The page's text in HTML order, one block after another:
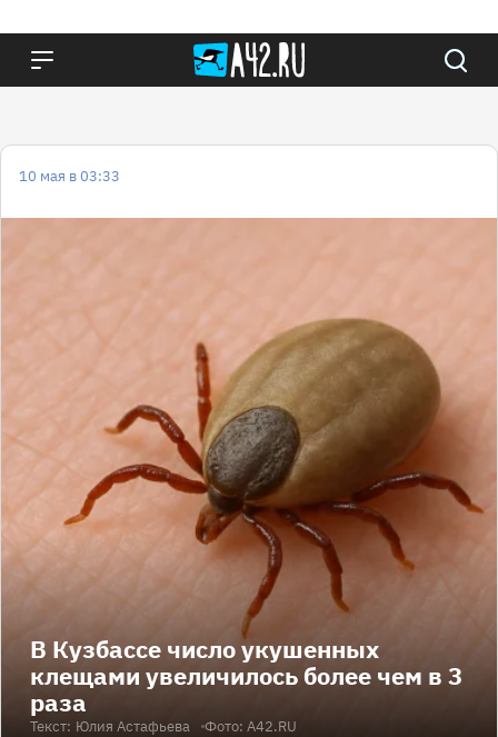
10 мая в 03:33
В Кузбассе число укушенных
клещами увеличилось более чем в 3
раза
Текст: Юлия Астафьева Фото: A42.RU